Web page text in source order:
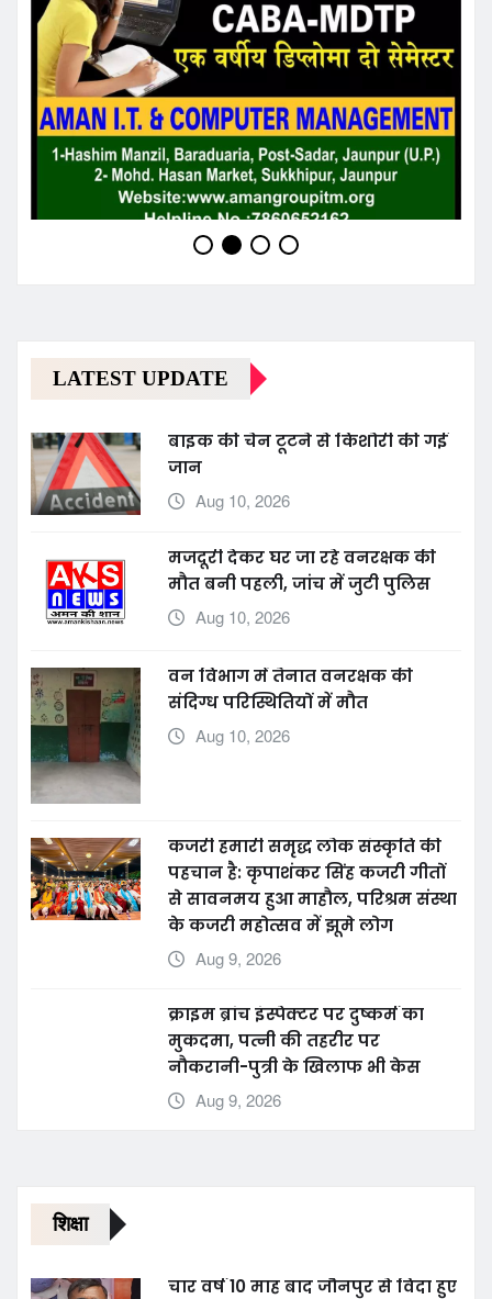
LATEST UPDATE
बाइक की चेन टूटने से किशोरी की गई
जान
Aug 10, 2026
मजदूरी देकर घर जा रहे वनरक्षक की
मौत बनी पहली, जांच में जुटी पुलिस
Aug 10, 2026
वन विभाग में तैनात वनरक्षक की
संदिग्ध परिस्थितियों में मौत
Aug 10, 2026
कजरी हमारी समृद्ध लोक संस्कृति की
पहचान है: कृपाशंकर सिंह कजरी गीतों
से सावनमय हुआ माहौल, परिश्रम संस्था
के कजरी महोत्सव में झूमे लोग
Aug 9, 2026
क्राइम ब्रांच इंस्पेक्टर पर दुष्कर्म का
मुकदमा, पत्नी की तहरीर पर
नौकरानी-पुत्री के खिलाफ भी केस
Aug 9, 2026
शिक्षा
चार वर्ष 10 माह बाद जौनपुर से विदा हुए